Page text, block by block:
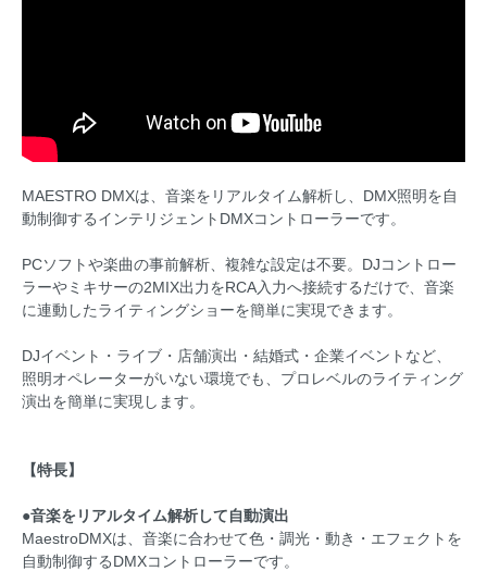
MAESTRO DMXは、音楽をリアルタイム解析し、DMX照明を自
動制御するインテリジェントDMXコントローラーです。
PCソフトや楽曲の事前解析、複雑な設定は不要。DJコントロー
ラーやミキサーの2MIX出力をRCA入力へ接続するだけで、音楽
に連動したライティングショーを簡単に実現できます。
DJイベント・ライブ・店舗演出・結婚式・企業イベントなど、
照明オペレーターがいない環境でも、プロレベルのライティング
演出を簡単に実現します。
【特長】
●音楽をリアルタイム解析して自動演出
MaestroDMXは、音楽に合わせて色・調光・動き・エフェクトを
自動制御するDMXコントローラーです。